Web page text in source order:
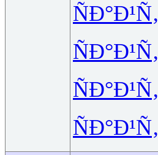
ÑÐ°Ð¹Ñ‚
ÑÐ°Ð¹Ñ‚
ÑÐ°Ð¹Ñ‚
ÑÐ°Ð¹Ñ‚